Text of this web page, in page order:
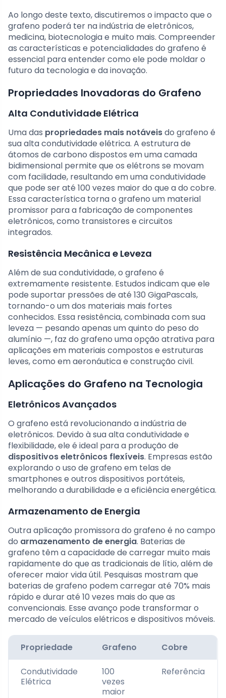
Ao longo deste texto, discutiremos o impacto que o
grafeno poderá ter na indústria de eletrônicos,
medicina, biotecnologia e muito mais. Compreender
as características e potencialidades do grafeno é
essencial para entender como ele pode moldar o
futuro da tecnologia e da inovação.
Propriedades Inovadoras do Grafeno
Alta Condutividade Elétrica
Uma das propriedades mais notáveisdo grafeno é
sua alta condutividade elétrica. A estrutura de
átomos de carbono dispostos em uma camada
bidimensional permite que os elétrons se movam
com facilidade, resultando em uma condutividade
que pode ser até 100 vezes maior do que a do cobre.
Essa característica torna o grafeno um material
promissor para a fabricação de componentes
eletrônicos, como transistores e circuitos
integrados.
Resistência Mecânica e Leveza
Além de sua condutividade, o grafeno é
extremamente resistente. Estudos indicam que ele
pode suportar pressões de até 130 GigaPascals,
tornando-o um dos materiais mais fortes
conhecidos. Essa resistência, combinada com sua
leveza — pesando apenas um quinto do peso do
alumínio —, faz do grafeno uma opção atrativa para
aplicações em materiais compostos e estruturas
leves, como em aeronáutica e construção civil.
Aplicações do Grafeno na Tecnologia
Eletrônicos Avançados
O grafeno está revolucionando a indústria de
eletrônicos. Devido à sua alta condutividade e
flexibilidade, ele é ideal para a produção de
dispositivos eletrônicos flexíveis. Empresas estão
explorando o uso de grafeno em telas de
smartphones e outros dispositivos portáteis,
melhorando a durabilidade e a eficiência energética.
Armazenamento de Energia
Outra aplicação promissora do grafeno é no campo
do armazenamento de energia. Baterias de
grafeno têm a capacidade de carregar muito mais
rapidamente do que as tradicionais de lítio, além de
oferecer maior vida útil. Pesquisas mostram que
baterias de grafeno podem carregar até 70% mais
rápido e durar até 10 vezes mais do que as
convencionais. Esse avanço pode transformar o
mercado de veículos elétricos e dispositivos móveis.
Propriedade Grafeno Cobre
Condutividade
Elétrica
100
vezes
maior
Referência